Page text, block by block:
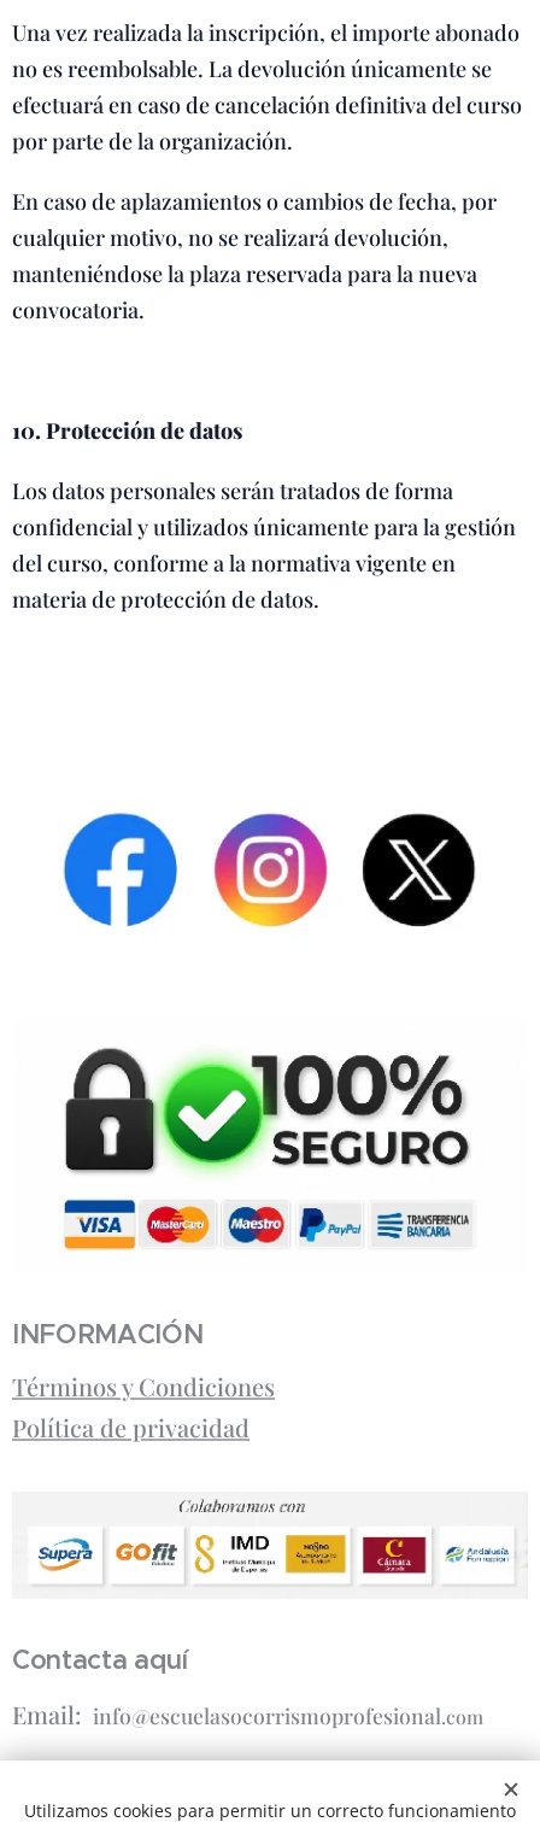
Una vez realizada la inscripción, el importe abonado
no es reembolsable. La devolución únicamente se
efectuará en caso de cancelación definitiva del curso
por parte de la organización.
En caso de aplazamientos o cambios de fecha, por
cualquier motivo, no se realizará devolución,
manteniéndose la plaza reservada para la nueva
convocatoria.
10. Protección de datos
Los datos personales serán tratados de forma
confidencial y utilizados únicamente para la gestión
del curso, conforme a la normativa vigente en
materia de protección de datos.
INFORMACIÓN
Términos y Condiciones
Política de privacidad
Contacta aquí
Email: info@escuelasocorrismoprofesional.com
Utilizamos cookies para permitir un correcto funcionamiento